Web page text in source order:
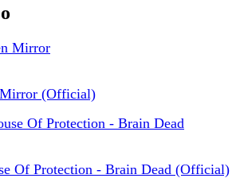
(Official)
Of Protection - Brain Dead (Official)